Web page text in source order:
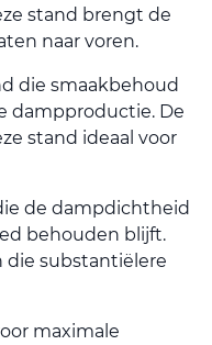
stand brengt de
naar voren.
die smaakbehoud
dampproductie. De
stand ideaal voor
de dampdichtheid
behouden blijft.
die substantiëlere
maximale